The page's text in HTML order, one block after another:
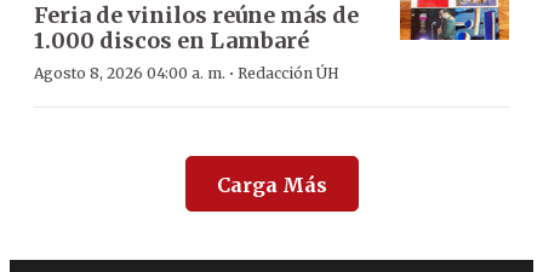
Feria de vinilos reúne más de
1.000 discos en Lambaré
Agosto 8, 2026 04:00 a. m. · Redacción ÚH
Carga Más